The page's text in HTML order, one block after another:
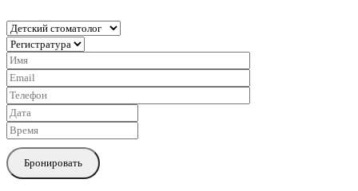
Бронировать